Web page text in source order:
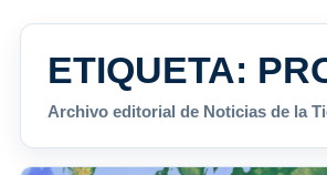
ETIQUETA:
Archivo editorial de Noticias de la